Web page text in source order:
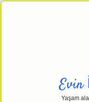
Evin
Yaşam